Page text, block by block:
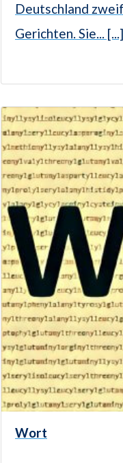
Deutschland
Gerichten. Sie... [...]
Wort